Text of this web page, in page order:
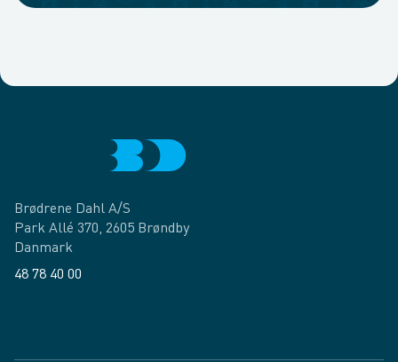
Brødrene Dahl A/S
Park Allé 370, 2605 Brøndby
Danmark
48 78 40 00